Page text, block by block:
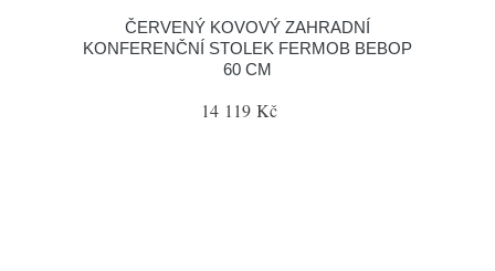
ČERVENÝ KOVOVÝ ZAHRADNÍ
KONFERENČNÍ STOLEK FERMOB BEBOP
60 CM
14 119 Kč